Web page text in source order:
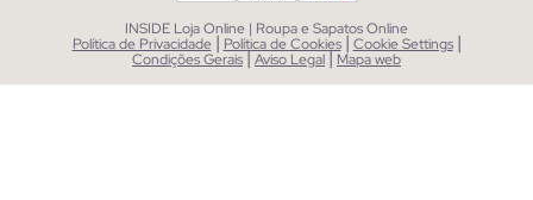
INSIDE Loja Online | Roupa e Sapatos Online
Política de Privacidade | Política de Cookies | Cookie Settings |
Condições Gerais|Aviso Legal| Mapa web